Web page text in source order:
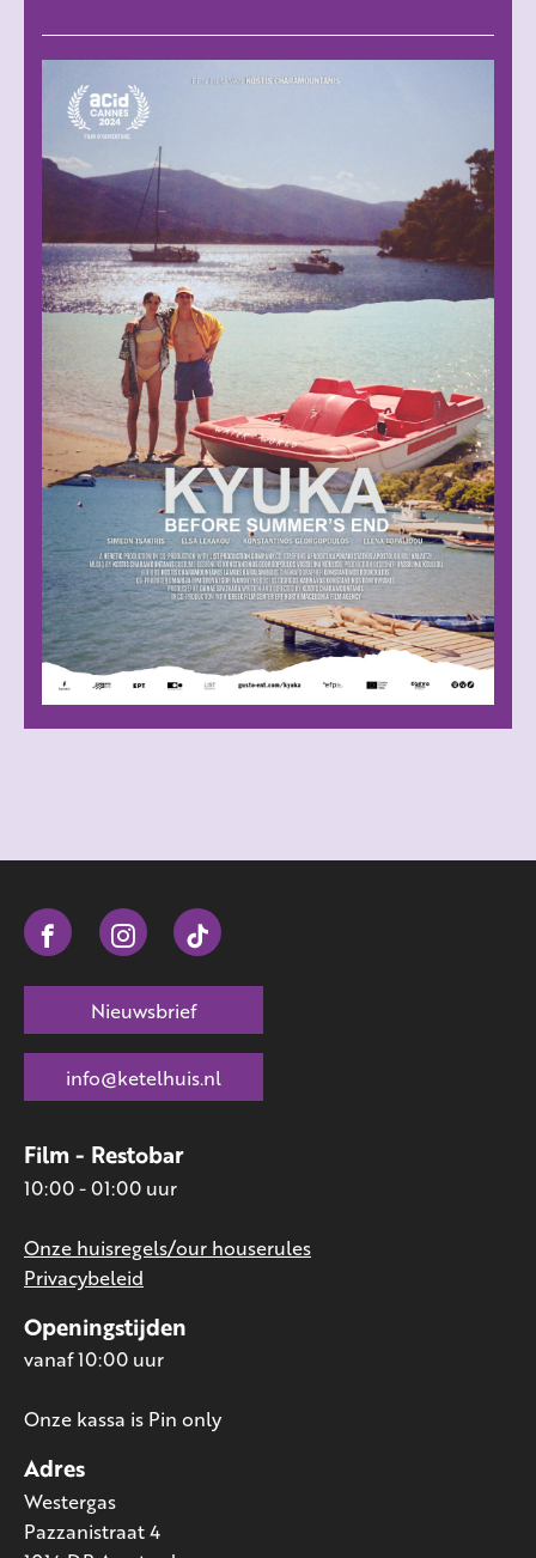
Adres
Westergas
Pazzanistraat 4
Openingstijden
vanaf 10:00 uur
Onze kassa is Pin only
Film - Restobar
10:00 - 01:00 uur
Onze huisregels/our houserules
Privacybeleid
Nieuwsbrief
info@ketelhuis.nl